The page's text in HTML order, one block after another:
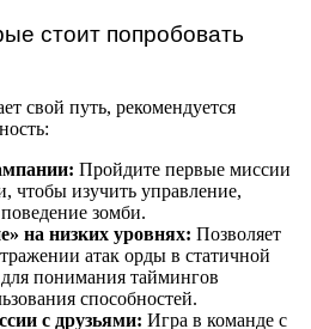
стоит попробовать
свой путь, рекомендуется
Пройдите первые миссии
чтобы изучить управление,
зомби.
на низких уровнях: Позволяет
атак орды в статичной
понимания таймингов
способностей.
с друзьями: Игра в команде с